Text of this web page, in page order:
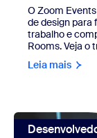
O Zoom
de design para
trabalho e
Rooms. Veja o
Leia mais
view: Bem-